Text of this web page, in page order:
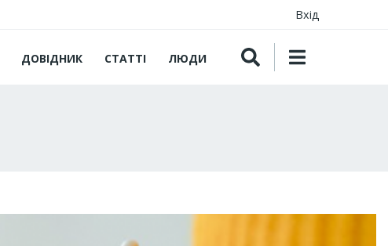
Вхід
ДОВІДНИК СТАТТІ ЛЮДИ